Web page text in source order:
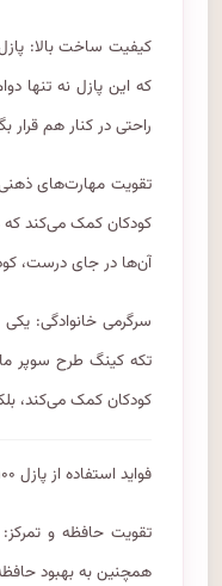
که این پازل نه تنها
راحتی در کنار هم
کودکان کمک می‌کند که
آن‌ها در جای درست،
کودکان کمک می‌کند،
فواید استفاده از پازل ۱۰۰ تکه کینگ طرح سوپر ماریو سبز
تقویت حافظه و تمرکز:
همچنین به بهبود